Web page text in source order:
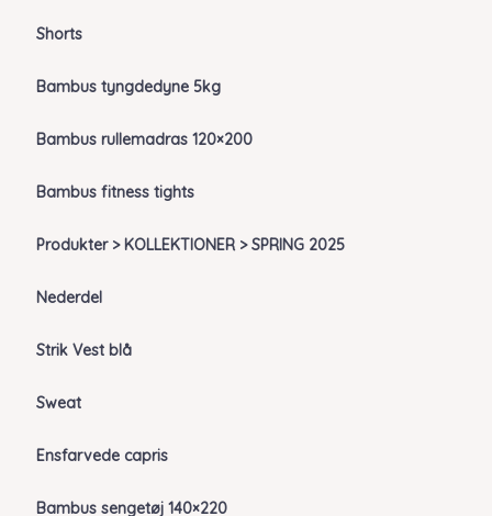
Shorts
Bambus tyngdedyne 5kg
Bambus rullemadras 120×200
Bambus fitness tights
Produkter > KOLLEKTIONER > SPRING 2025
Nederdel
Strik Vest blå
Sweat
Ensfarvede capris
Bambus sengetøj 140×220